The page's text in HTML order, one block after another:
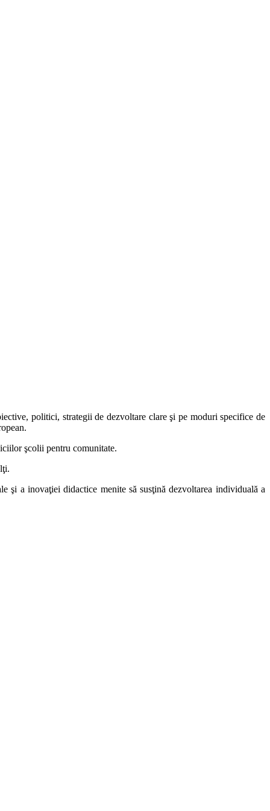
politici, strategii de dezvoltare clare şi pe moduri specifice de
şcolii pentru comunitate.
şi a inovaţiei didactice menite să susţină dezvoltarea individuală a